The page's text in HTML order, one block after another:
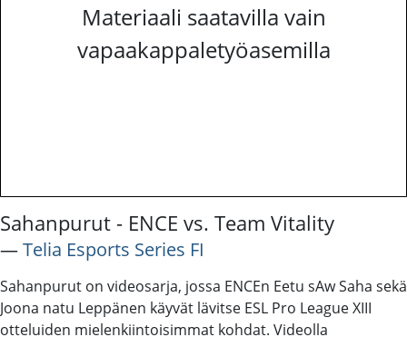
Materiaali saatavilla vain
vapaakappaletyöasemilla
Sahanpurut - ENCE vs. Team Vitality
―Telia Esports Series FI
Sahanpurut on videosarja, jossa ENCEn Eetu sAw Saha sekä
Joona natu Leppänen käyvät lävitse ESL Pro League XIII
otteluiden mielenkiintoisimmat kohdat. Videolla